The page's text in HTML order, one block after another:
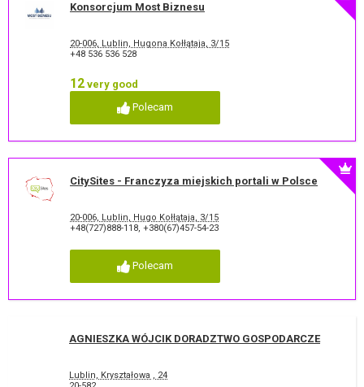
Konsorcjum Most Biznesu
20-006, Lublin, Hugona Kołłątaja, 3/15
+48 536 536 528
12 very good
Polecam
CitySites - Franczyza miejskich portali w Polsce
20-006, Lublin, Hugo Kołłątaja, 3/15
+48(727)888-118, +380(67)457-54-23
Polecam
AGNIESZKA WÓJCIK DORADZTWO GOSPODARCZE
Lublin, Kryształowa , 24